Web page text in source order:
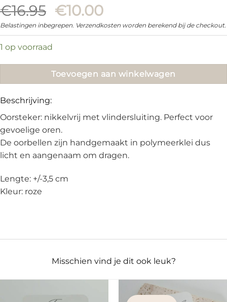
€16.95 Oorspronkelijke
prijs
was:
€10.00Huidige
prijs
is:
Belastingen inbegrepen. Verzendkosten worden berekend bij de checkout.
1 op voorraad
Toevoegen aan winkelwagen
Beschrijving:
Oorsteker: nikkelvrij met vlindersluiting. Perfect voor
gevoelige oren.
De oorbellen zijn handgemaakt in polymeerklei dus
licht en aangenaam om dragen.
Lengte: +/-3,5 cm
Kleur: roze
Misschien vind je dit ook leuk?